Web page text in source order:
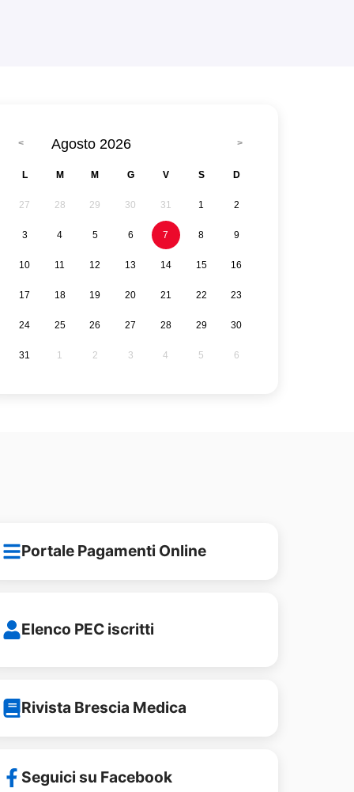
Agosto 2026
L M M G V S D
27 28 29 30 31 1 2
3 4 5 6 7 8 9
10 11 12 13 14 15 16
17 18 19 20 21 22 23
24 25 26 27 28 29 30
31 1 2 3 4 5 6
Portale Pagamenti Online
Elenco PEC iscritti
Rivista Brescia Medica
Seguici su Facebook